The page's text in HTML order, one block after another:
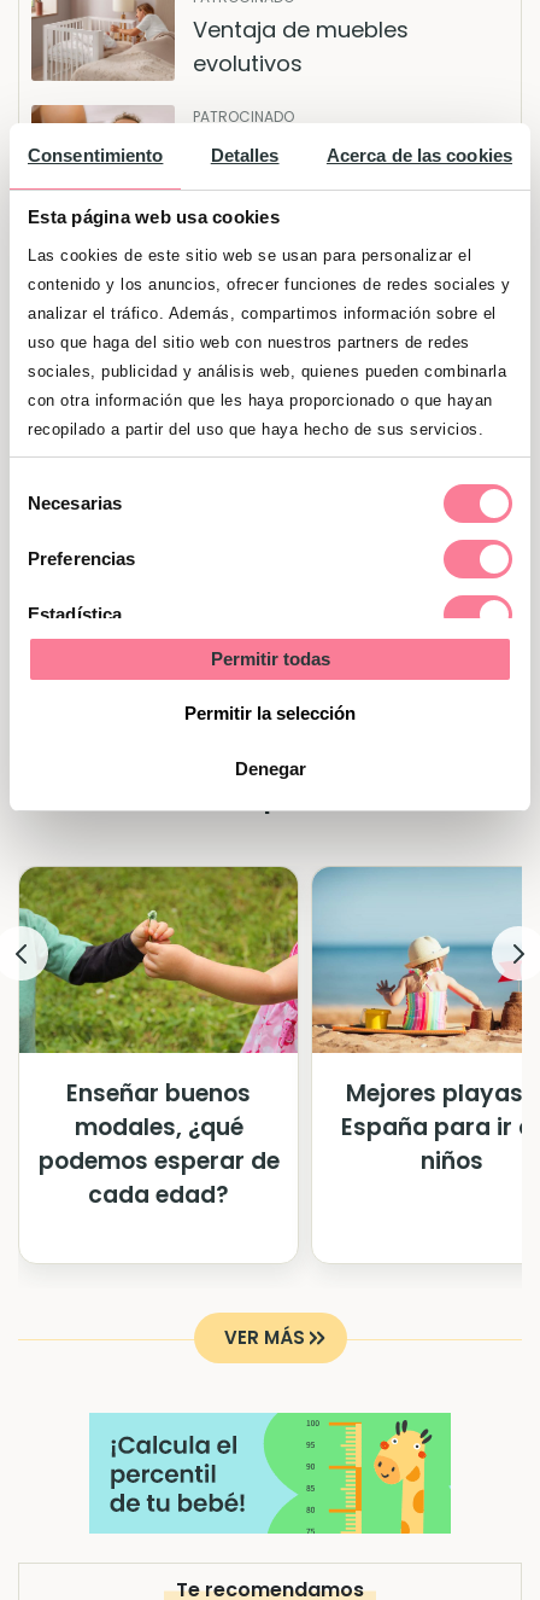
Consentimiento Detalles Acerca de las cookies
Esta página web usa cookies
Las cookies de este sitio web se usan para personalizar el
contenido y los anuncios, ofrecer funciones de redes sociales y
analizar el tráfico. Además, compartimos información sobre el
uso que haga del sitio web con nuestros partners de redes
sociales, publicidad y análisis web, quienes pueden combinarla
con otra información que les haya proporcionado o que hayan
recopilado a partir del uso que haya hecho de sus servicios.
Necesarias
Preferencias
Estadística
Permitir todas
Permitir la selección
Denegar
Ventaja de muebles
evolutivos
PATROCINADO
El producto ideal para el
baño del bebé
Niños
Vacaciones de verano con niños
Enseñar buenos
modales, ¿qué
podemos esperar de
cada edad?
Mejores playas
España para ir
niños
VER MÁS
Te recomendamos